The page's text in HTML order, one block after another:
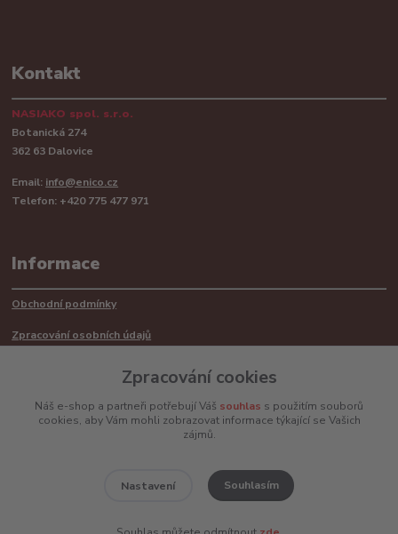
Kontakt
NASIAKO spol. s.r.o.
Botanická 274
362 63 Dalovice
Email: info@enico.cz
Telefon: +420 775 477 971
Informace
Obchodní podmínky
Zpracování osobních údajů
Mimosoudní řešení sporů ADR
Zpracování cookies
Náš e-shop a partneři potřebují Váš souhlas s použitím souborů
cookies, aby Vám mohli zobrazovat informace týkající se Vašich
zájmů.
Nastavení Souhlasím